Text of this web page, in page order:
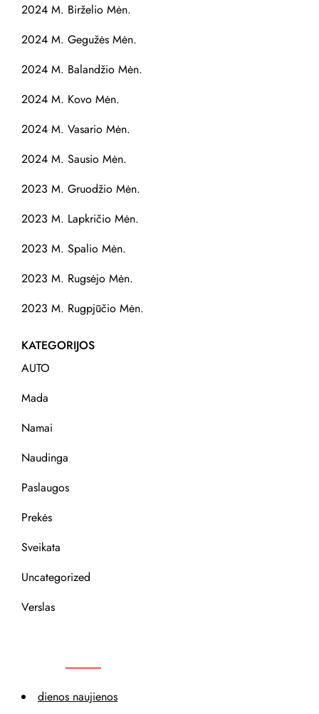
2024 M. Birželio Mėn.
2024 M. Gegužės Mėn.
2024 M. Balandžio Mėn.
2024 M. Kovo Mėn.
2024 M. Vasario Mėn.
2024 M. Sausio Mėn.
2023 M. Gruodžio Mėn.
2023 M. Lapkričio Mėn.
2023 M. Spalio Mėn.
2023 M. Rugsėjo Mėn.
2023 M. Rugpjūčio Mėn.
KATEGORIJOS
AUTO
Mada
Namai
Naudinga
Paslaugos
Prekės
Sveikata
Uncategorized
Verslas
dienos naujienos